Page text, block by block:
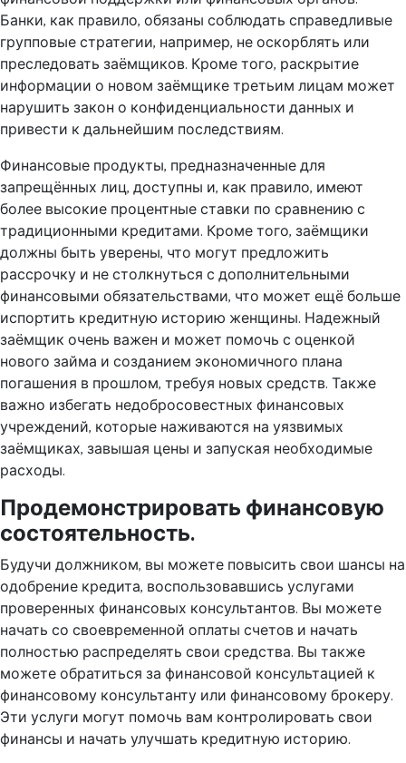
Банки, как правило, обязаны соблюдать справедливые
групповые стратегии, например, не оскорблять или
преследовать заёмщиков. Кроме того, раскрытие
информации о новом заёмщике третьим лицам может
нарушить закон о конфиденциальности данных и
привести к дальнейшим последствиям.
Финансовые продукты, предназначенные для
запрещённых лиц, доступны и, как правило, имеют
более высокие процентные ставки по сравнению с
традиционными кредитами. Кроме того, заёмщики
должны быть уверены, что могут предложить
рассрочку и не столкнуться с дополнительными
финансовыми обязательствами, что может ещё больше
испортить кредитную историю женщины. Надежный
заёмщик очень важен и может помочь с оценкой
нового займа и созданием экономичного плана
погашения в прошлом, требуя новых средств. Также
важно избегать недобросовестных финансовых
учреждений, которые наживаются на уязвимых
заёмщиках, завышая цены и запуская необходимые
расходы.
Продемонстрировать финансовую
состоятельность.
Будучи должником, вы можете повысить свои шансы на
одобрение кредита, воспользовавшись услугами
проверенных финансовых консультантов. Вы можете
начать со своевременной оплаты счетов и начать
полностью распределять свои средства. Вы также
можете обратиться за финансовой консультацией к
финансовому консультанту или финансовому брокеру.
Эти услуги могут помочь вам контролировать свои
финансы и начать улучшать кредитную историю.